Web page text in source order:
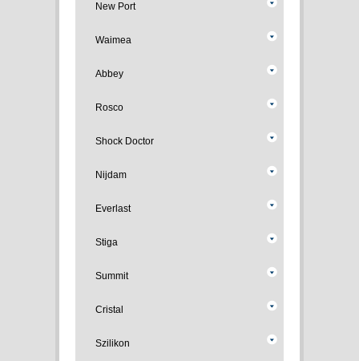
New Port
Waimea
Abbey
Rosco
Shock Doctor
Nijdam
Everlast
Stiga
Summit
Cristal
Szilikon